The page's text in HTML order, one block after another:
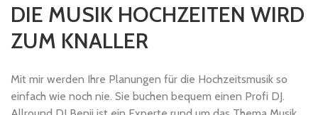
DIE MUSIK HOCHZEITEN WIRD
ZUM KNALLER
Mit mir werden Ihre Planungen für die Hochzeitsmusik so
einfach wie noch nie. Sie buchen bequem einen Profi DJ.